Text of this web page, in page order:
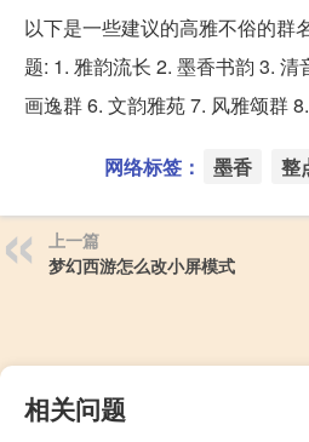
以下是一些建议的高雅不俗的群
题: 1. 雅韵流长 2. 墨香书韵 3.
画逸群 6. 文韵雅苑 7. 风雅颂群 8.
网络标签： 墨香 整
上一篇
梦幻西游怎么改小屏模式
相关问题